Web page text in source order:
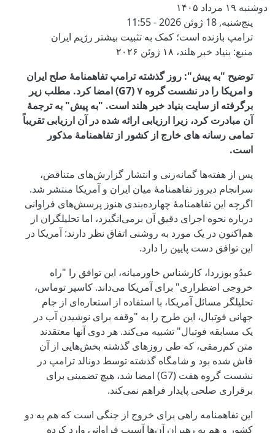
دوشنبه ۱۹ مرداد ۱۴۰۵
ترامپ بازنده است؛ کمک به تثبیت
پنج‌شنبه, 18 ژوئن 2026 - 11:55
ترامپ بازنده است؛ کمک به تثبیت بیشتر رژیم ایران
منبع: بنیاد خبر هلند، ۱۸ ژوئن ۲۰۲۶
توضیح "به پیش": روز گذشته ترامپ تفاهمنامۀ صلح ایران
و امریکا را در نشست گروه ۷ (G7) امضا کرد. مطلب زیر
برگرفته از سایت بنیاد خبر هلند است. "به پیش" به ترجمۀ
آن مبادرت کرد، زیرا ارزیابی ارائه شده در آن ارزیابی تقریباً
تمامی رسانه های خارج از کشور از تفاهمنامۀ مذکور
است.
پس از هفته‌ها گمانه‌زنی و انتشار گزارش‌های متناقض،
سرانجام دیروز تفاهمنامۀ میان ایران و آمریکا منتشر شد.
اگرچه این تفاهمنامۀ چهارده‌بندی هنوز پرسش‌های فراوانی
درباره نحوه اجرای دقیق آن برمی‌انگیزد، اما تحلیلگران از
هم‌اکنون در یک مورد به روشنی اتفاق نظر دارند: آمریکا در
این توافق دست پایین را دارد.
عبدُو بوزردا، کارشناس خاورمیانه، این توافق را "راه
خروجی اضطراری" برای آمریکا می‌داند. کاسپر توماس،
تحلیلگر مسائل آمریکا، با استفاده از استعاره‌ای از جام
جهانی فوتبال، این طرح را به "وقفه برای نوشیدن آب در
یک مسابقه فوتبال" تشبیه می‌کند. هر دوی آنها معتقدند
متن کم‌رمقی، که طی روزهای گذشته بخش‌هایی از آن
فاش شده بود و شامگاه گذشته توسط دونالد ترامپ در
نشست گروه هفت (G7) امضا شد، هیچ تضمینی برای
برقراری صلحی پایدار فراهم نمی‌کند.
این تفاهمنامه راهی برای خروج از جنگی است که هم به دو
کشور و هم به رهبران آن‌ها آسیب فراوانی وارد کرده